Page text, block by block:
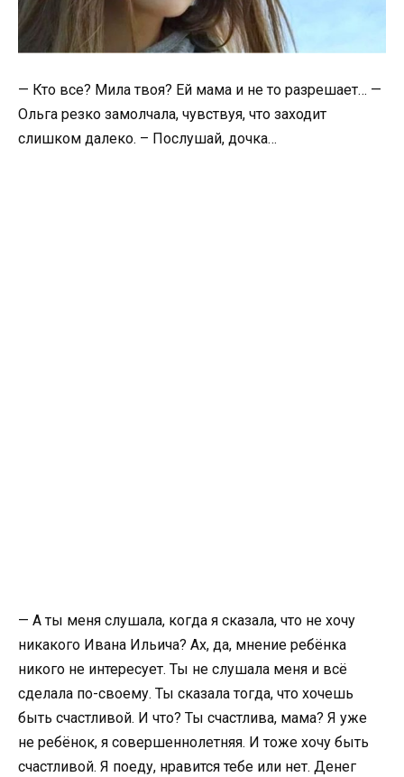
— Кто все? Мила твоя? Ей мама и не то разрешает… —
Ольга резко замолчала, чувствуя, что заходит
слишком далеко. – Послушай, дочка…
— А ты меня слушала, когда я сказала, что не хочу
никакого Ивана Ильича? Ах, да, мнение ребёнка
никого не интересует. Ты не слушала меня и всё
сделала по-своему. Ты сказала тогда, что хочешь
быть счастливой. И что? Ты счастлива, мама? Я уже
не ребёнок, я совершеннолетняя. И тоже хочу быть
счастливой. Я поеду, нравится тебе или нет. Денег